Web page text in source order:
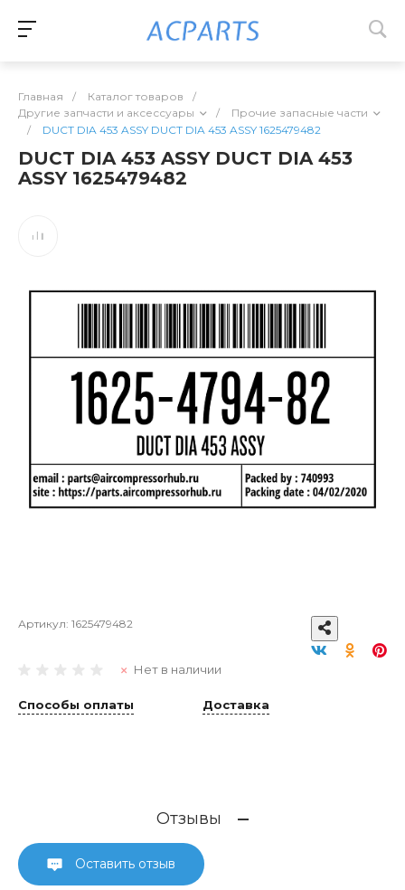
Главная / Каталог товаров
/
Другие запчасти и аксессуары
/
Прочие запасные части
/
DUCT DIA 453 ASSY DUCT DIA 453 ASSY 1625479482
DUCT DIA 453 ASSY DUCT DIA 453
ASSY 1625479482
Артикул: 1625479482
Нет в наличии
Способы оплаты Доставка
Отзывы
Оставить отзыв